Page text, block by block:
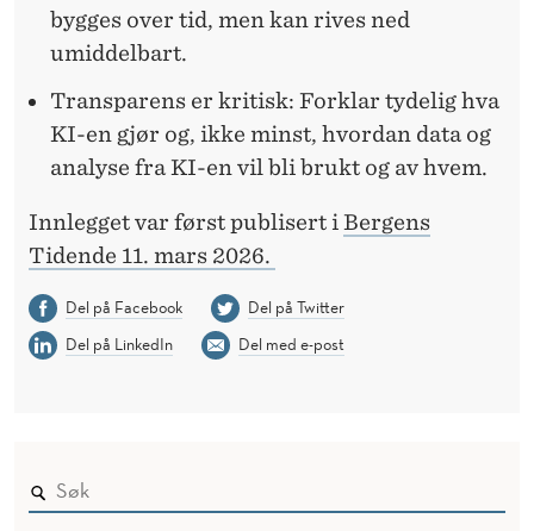
bygges over tid, men kan rives ned
umiddelbart.
Transparens er kritisk: Forklar tydelig hva
KI-en gjør og, ikke minst, hvordan data og
analyse fra KI-en vil bli brukt og av hvem.
Innlegget var først publisert i Bergens
Tidende 11. mars 2026.
Del på Facebook
Del på Twitter
Del på LinkedIn
Del med e-post